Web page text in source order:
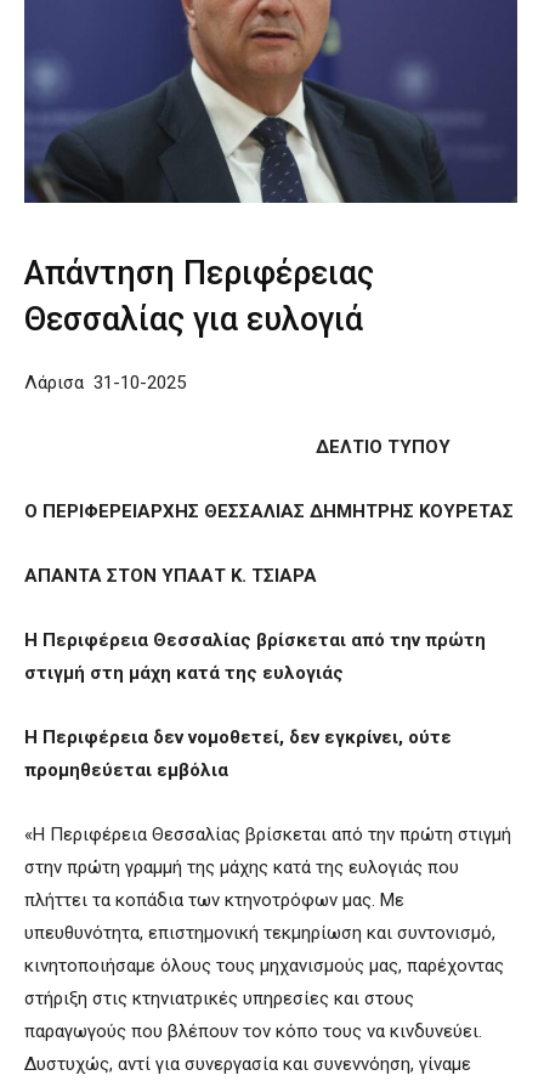
Απάντηση Περιφέρειας
Θεσσαλίας για ευλογιά
Λάρισα 31-10-2025
ΔΕΛΤΙΟ ΤΥΠΟΥ
Ο ΠΕΡΙΦΕΡΕΙΑΡΧΗΣ ΘΕΣΣΑΛΙΑΣ ΔΗΜΗΤΡΗΣ ΚΟΥΡΕΤΑΣ
ΑΠΑΝΤΑ ΣΤΟΝ ΥΠΑΑΤ Κ. ΤΣΙΑΡΑ
Η Περιφέρεια Θεσσαλίας βρίσκεται από την πρώτη
στιγμή στη μάχη κατά της ευλογιάς
Η Περιφέρεια δεν νομοθετεί, δεν εγκρίνει, ούτε
προμηθεύεται εμβόλια
«Η Περιφέρεια Θεσσαλίας βρίσκεται από την πρώτη στιγμή
στην πρώτη γραμμή της μάχης κατά της ευλογιάς που
πλήττει τα κοπάδια των κτηνοτρόφων μας. Με
υπευθυνότητα, επιστημονική τεκμηρίωση και συντονισμό,
κινητοποιήσαμε όλους τους μηχανισμούς μας, παρέχοντας
στήριξη στις κτηνιατρικές υπηρεσίες και στους
παραγωγούς που βλέπουν τον κόπο τους να κινδυνεύει.
Δυστυχώς, αντί για συνεργασία και συνεννόηση, γίναμε